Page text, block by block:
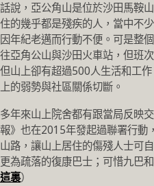
話說，亞公角山是位於沙田馬鞍
住的幾乎都是殘疾的人，當中不
因年紀老邁而行動不便。可是整
往亞角公山與沙田火車站，但班
但山上卻有超過500人生活和工
上的弱勢與社區關係切斷。
多年來山上院舍都有跟當局反映
報》也在2015年發起過聯署行動
山路，讓山上居住的傷殘人士可
更為疏落的復康巴士；可惜九巴
這裏）